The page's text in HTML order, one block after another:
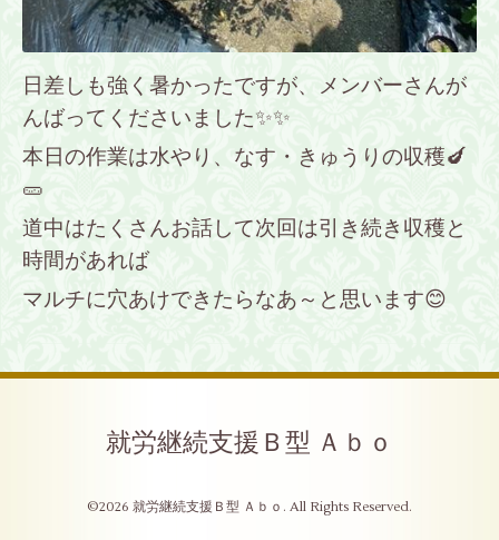
日差しも強く暑かったですが、メンバーさんが
んばってくださいました✨✨
本日の作業は水やり、なす・きゅうりの収穫🍆
🥒
道中はたくさんお話して次回は引き続き収穫と
時間があれば
マルチに穴あけできたらなあ～と思います😊
就労継続支援Ｂ型 Ａｂｏ
©2026 就労継続支援Ｂ型 Ａｂｏ . All Rights Reserved.